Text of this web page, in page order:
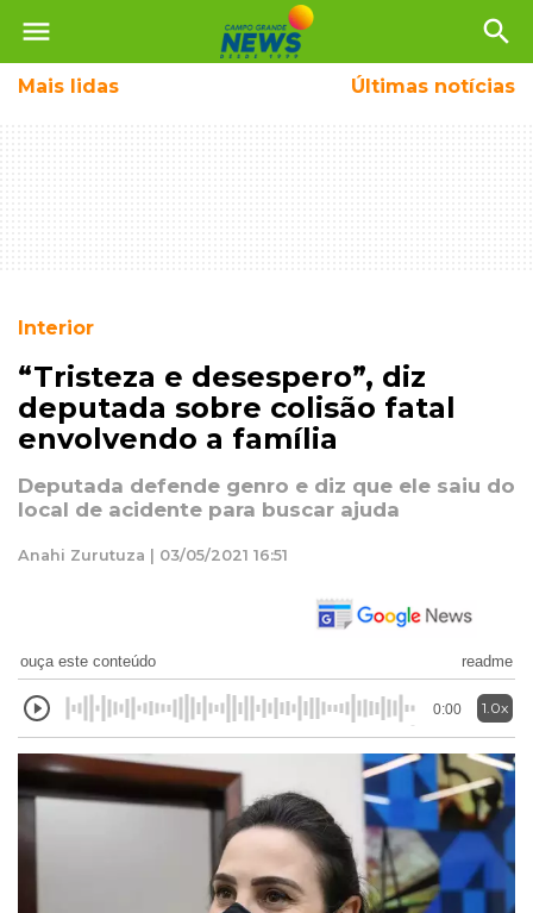
menu search
Mais lidas Últimas notícias
Interior
“Tristeza e desespero”, diz
deputada sobre colisão fatal
envolvendo a família
Deputada defende genro e diz que ele saiu do
local de acidente para buscar ajuda
Anahi Zurutuza | 03/05/2021 16:51
ouça este conteúdo readme
0:00 1.0x